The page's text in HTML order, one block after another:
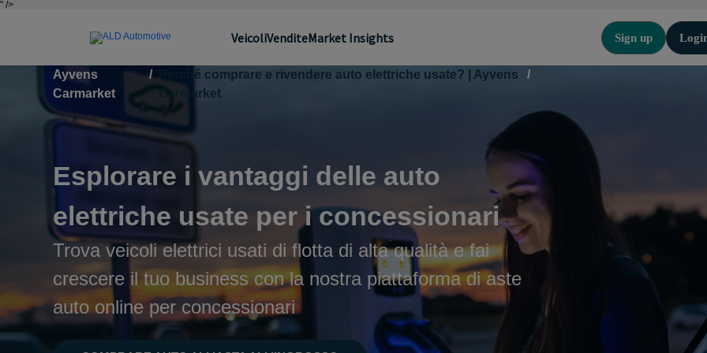
" />
VeicoliVenditeMarket Insights Sign up
Ayvens
Carmarket
/
Perché comprare e rivendere auto elettriche usate? | Ayvens
Carmarket
/
Esplorare i vantaggi delle auto
elettriche usate per i concessionari
Trova veicoli elettrici usati di flotta di alta qualità e fai
crescere il tuo business con la nostra piattaforma di aste
auto online per concessionari